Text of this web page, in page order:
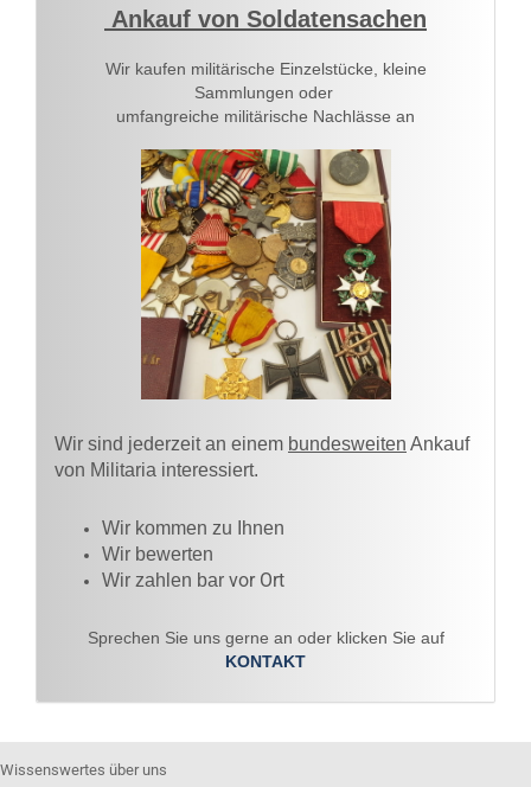
Ankauf von Soldatensachen
Wir kaufen militärische Einzelstücke, kleine
Sammlungen oder
umfangreiche militärische Nachlässe an
Wir sind jederzeit an einem bundesweiten Ankauf
von Militaria interessiert.
Wir kommen zu Ihnen​
Wir bewerten
Wir zahlen bar vor Ort
Sprechen Sie uns gerne an oder klicken Sie auf
KONTAKT
Wissenswertes über uns